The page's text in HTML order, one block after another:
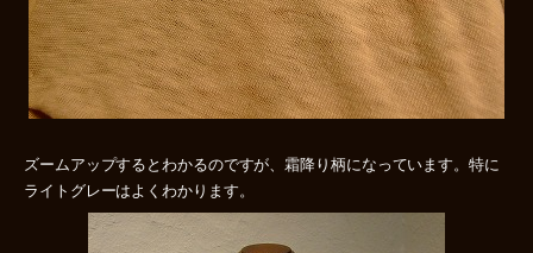
ズームアップするとわかるのですが、霜降り柄になっています。特に
ライトグレーはよくわかります。